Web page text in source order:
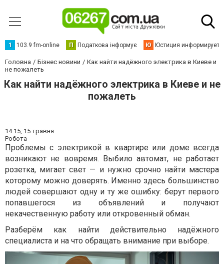
1 103.9 fm-online П Податкова інформує Ю Юстиция информирует
Головна Бізнес новини
Как найти надёжного электрика в Киеве и
не пожалеть
Как найти надёжного электрика в Киеве и не
пожалеть
14:15, 15 травня
Робота
Проблемы с электрикой в квартире или доме всегда
возникают не вовремя. Выбило автомат, не работает
розетка, мигает свет — и нужно срочно найти мастера
которому можно доверять. Именно здесь большинство
людей совершают одну и ту же ошибку: берут первого
попавшегося из объявлений и получают
некачественную работу или откровенный обман.
Разберём как найти действительно надёжного
специалиста и на что обращать внимание при выборе.